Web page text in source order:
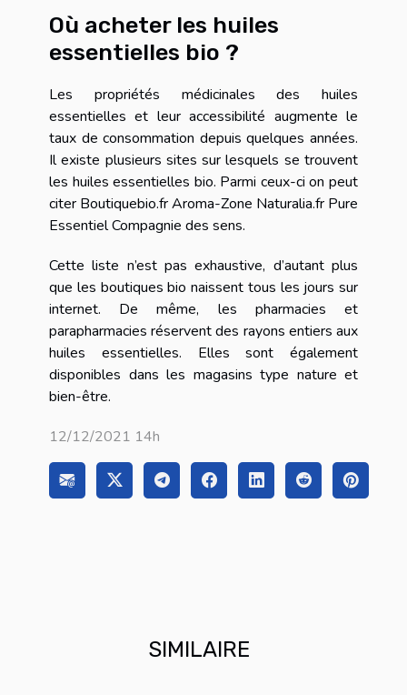
Où acheter les huiles
essentielles bio ?
Les propriétés médicinales des huiles
essentielles et leur accessibilité augmente le
taux de consommation depuis quelques années.
Il existe plusieurs sites sur lesquels se trouvent
les huiles essentielles bio. Parmi ceux-ci on peut
citer Boutiquebio.fr Aroma-Zone Naturalia.fr Pure
Essentiel Compagnie des sens.
Cette liste n’est pas exhaustive, d’autant plus
que les boutiques bio naissent tous les jours sur
internet. De même, les pharmacies et
parapharmacies réservent des rayons entiers aux
huiles essentielles. Elles sont également
disponibles dans les magasins type nature et
bien-être.
12/12/2021 14h
SIMILAIRE